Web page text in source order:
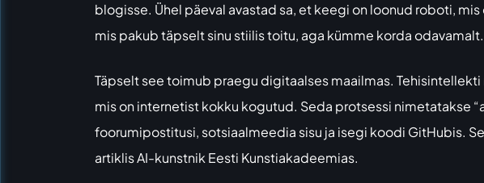
blogisse. Ühel päeval avastad sa, et keegi on loonud roboti,
mis pakub täpselt sinu stiilis toitu, aga kümme korda
Täpselt see toimub praegu digitaalses maailmas.
mis on internetist kokku kogutud. Seda protsessi nimetatakse
foorumipostitusi, sotsiaalmeedia sisu ja isegi koodi GitHubis.
artiklisAI-kunstnik Eesti Kunstiakadeemias.